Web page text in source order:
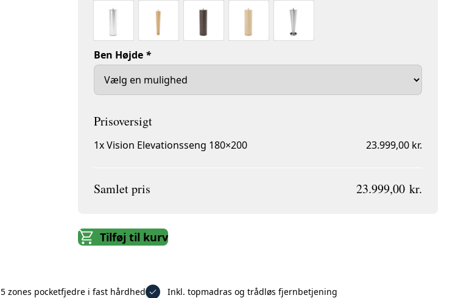
Ben Højde *
1xVision Elevationsseng 180×200 23.999,00 kr.
Samlet pris 23.999,00 kr.
Tilføj til kurv
5 zones pocketfjedre i fast hårdhed Inkl. topmadras og trådløs fjernbetjening